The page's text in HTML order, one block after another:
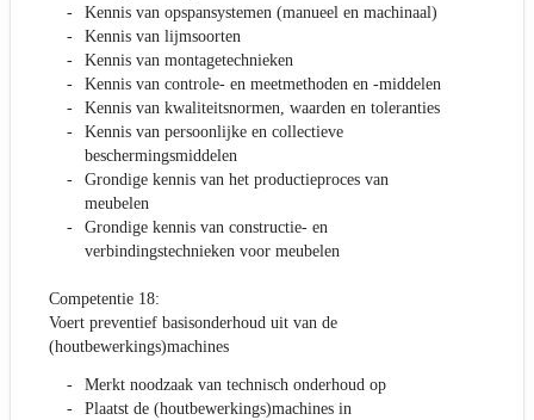
Kennis van opspansystemen (manueel en machinaal)
Kennis van lijmsoorten
Kennis van montagetechnieken
Kennis van controle- en meetmethoden en -middelen
Kennis van kwaliteitsnormen, waarden en toleranties
Kennis van persoonlijke en collectieve
beschermingsmiddelen
Grondige kennis van het productieproces van
meubelen
Grondige kennis van constructie- en
verbindingstechnieken voor meubelen
Competentie 18:
Voert preventief basisonderhoud uit van de
(houtbewerkings)machines
Merkt noodzaak van technisch onderhoud op
Plaatst de (houtbewerkings)machines in